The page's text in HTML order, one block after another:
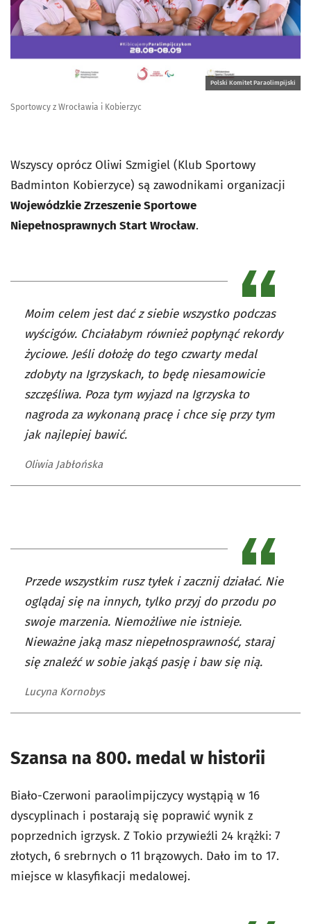
Polski Komitet Paraolimpijski
Sportowcy z Wrocławia i Kobierzyc
Wszyscy oprócz Oliwi Szmigiel (Klub Sportowy
Badminton Kobierzyce) są zawodnikami organizacji
Wojewódzkie Zrzeszenie Sportowe
Niepełnosprawnych Start Wrocław.
Moim celem jest dać z siebie wszystko podczas
wyścigów. Chciałabym również popłynąć rekordy
życiowe. Jeśli dołożę do tego czwarty medal
zdobyty na Igrzyskach, to będę niesamowicie
szczęśliwa. Poza tym wyjazd na Igrzyska to
nagroda za wykonaną pracę i chce się przy tym
jak najlepiej bawić.
Oliwia Jabłońska
Przede wszystkim rusz tyłek i zacznij działać. Nie
oglądaj się na innych, tylko przyj do przodu po
swoje marzenia. Niemożliwe nie istnieje.
Nieważne jaką masz niepełnosprawność, staraj
się znaleźć w sobie jakąś pasję i baw się nią.
Lucyna Kornobys
Szansa na 800. medal w historii
Biało-Czerwoni paraolimpijczycy wystąpią w 16
dyscyplinach i postarają się poprawić wynik z
poprzednich igrzysk. Z Tokio przywieźli 24 krążki: 7
złotych, 6 srebrnych o 11 brązowych. Dało im to 17.
miejsce w klasyfikacji medalowej.